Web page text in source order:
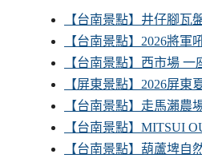
【台南景點】井仔腳
【台南景點】2026將
【台南景點】西市場
【屏東景點】2026屏
【台南景點】走馬瀨農
【台南景點】MITSUI
【台南景點】葫蘆埤自